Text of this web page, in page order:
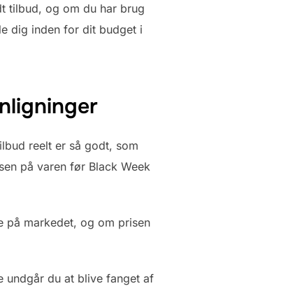
tilbud, og om du har brug
dig inden for dit budget i
reelt er så godt, som
på varen før Black Week
på markedet, og om prisen
undgår du at blive fanget af